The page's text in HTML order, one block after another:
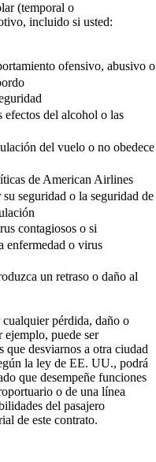
(temporal o
incluido si usted:
ofensivo, abusivo o
efectos del alcohol o las
del vuelo o no obedece
de American Airlines
seguridad o la seguridad de
contagiosos o si
enfermedad o virus
un retraso o daño al
pérdida, daño o
ejemplo, puede ser
que desviarnos a otra ciudad
la ley de EE. UU., podrá
que desempeñe funciones
o de una línea
del pasajero
de este contrato.